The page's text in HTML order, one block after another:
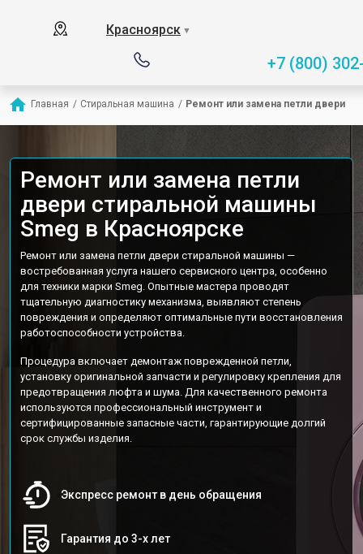
Красноярск ▼
+7 (800)
Главная / Стиральная машина / Ремонт или замена петли двери
Ремонт или замена петли
двери стиральной машины
Smeg в Красноярске
Ремонт или замена петли двери стиральной машины —
востребованная услуга нашего сервисного центра, особенно
для техники марки Smeg. Опытные мастера проводят
тщательную диагностику механизма, выявляют степень
повреждения и определяют оптимальные пути восстановления
работоспособности устройства.
Процедура включает демонтаж поврежденной петли,
установку оригинальной запчасти и регулировку крепления для
предотвращения люфта и шума. Для качественного ремонта
используются профессиональный инструмент и
сертифицированные запасные части, гарантирующие долгий
срок службы изделия.
Экспресс ремонт в день обращения
Гарантия до 3-х лет